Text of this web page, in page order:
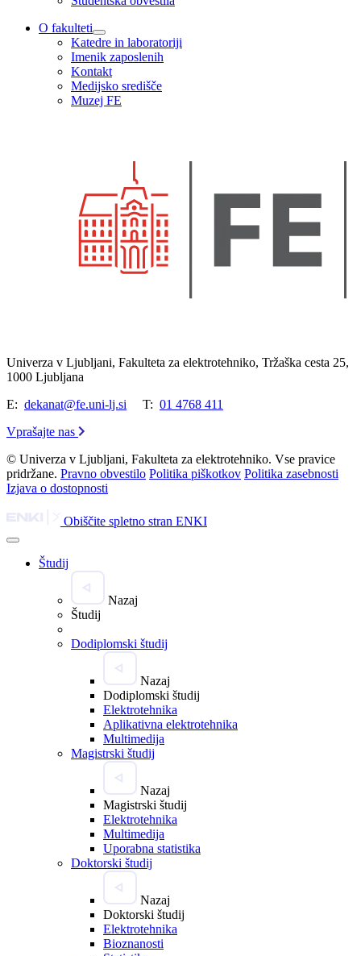
O fakulteti
Katedre in laboratoriji
Imenik zaposlenih
Kontakt
Medijsko središče
Muzej FE
Univerza v Ljubljani, Fakulteta za elektrotehniko, Tržaška cesta 25,
1000 Ljubljana
E: dekanat@fe.uni-lj.si T: 01 4768 411
Vprašajte nas
© Univerza v Ljubljani, Fakulteta za elektrotehniko. Vse pravice
pridržane. Pravno obvestilo Politika piškotkov Politika zasebnosti
Izjava o dostopnosti
Obiščite spletno stran ENKI
Študij
Nazaj
Študij
Dodiplomski študij
Nazaj
Dodiplomski študij
Elektrotehnika
Aplikativna elektrotehnika
Multimedija
Magistrski študij
Nazaj
Magistrski študij
Elektrotehnika
Multimedija
Uporabna statistika
Doktorski študij
Nazaj
Doktorski študij
Elektrotehnika
Bioznanosti